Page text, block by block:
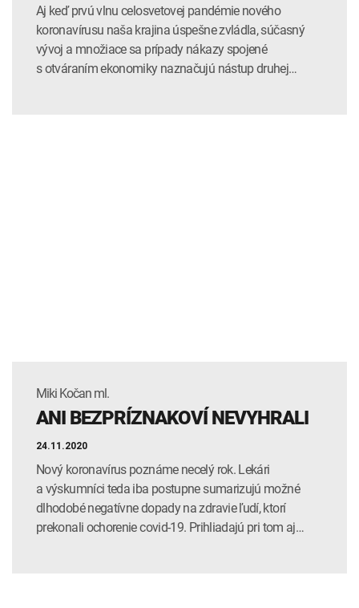
Aj keď prvú vlnu celosvetovej pandémie nového
koronavírusu naša krajina úspešne zvládla, súčasný
vývoj a množiace sa prípady nákazy spojené
s otváraním ekonomiky naznačujú nástup druhej…
Miki Kočan ml.
ANI BEZPRÍZNAKOVÍ NEVYHRALI
24.11.2020
Nový koronavírus poznáme necelý rok. Lekári
a výskumníci teda iba postupne sumarizujú možné
dlhodobé negatívne dopady na zdravie ľudí, ktorí
prekonali ochorenie covid-19. Prihliadajú pri tom aj…